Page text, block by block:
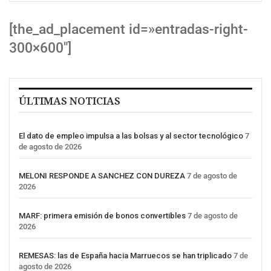
[the_ad_placement id=»entradas-right-
300×600″]
ÚLTIMAS NOTICIAS
El dato de empleo impulsa a las bolsas y al sector tecnológico 7
de agosto de 2026
MELONI RESPONDE A SANCHEZ CON DUREZA 7 de agosto de
2026
MARF: primera emisión de bonos convertibles 7 de agosto de
2026
REMESAS: las de España hacia Marruecos se han triplicado 7 de
agosto de 2026